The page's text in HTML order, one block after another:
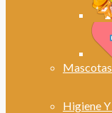
Higiene